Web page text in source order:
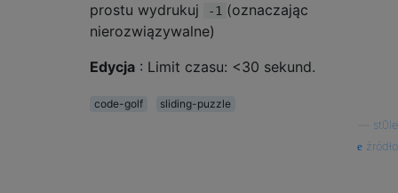
prostu wydrukuj
-1 (oznaczając
nierozwiązywalne)
Edycja : Limit czasu: <30 sekund.
code-golf
sliding-puzzle
st0le
źródło